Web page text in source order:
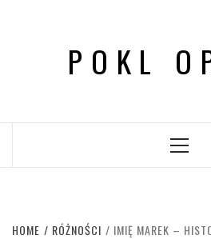
POKL
Menu
HOME RÓŻNOŚCI
IMIĘ MAREK –